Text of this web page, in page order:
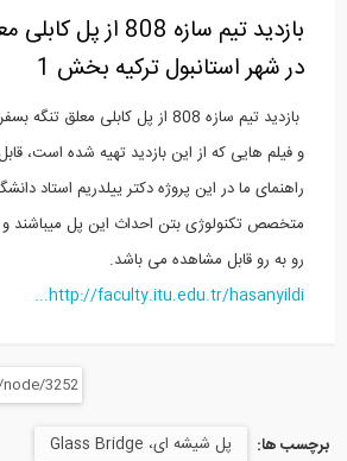
عظیم Fragile...بازدید تیم سازه 808 از
در شهر استانبول ترکیه بخش 1
بازدید تیم سازه 808 از پل کابلی معلق
و فیلم هایی که از این بازدید تهیه شده است،
راهنمای ما در این پروژه دکتر ییلدریم استاد
متخصص تکنولوژی بتن احداث این پل میباشند و
رو به رو قابل مشاهده می باشد.
http://faculty.itu.edu.tr/hasanyildi...
برچسب ها: پل شیشه ای، Glass Bridge